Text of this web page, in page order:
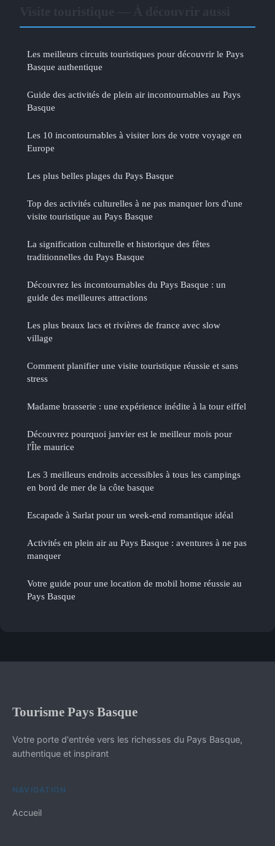
Les meilleurs circuits touristiques pour découvrir le Pays
Basque authentique
Guide des activités de plein air incontournables au Pays
Basque
Les 10 incontournables à visiter lors de votre voyage en
Europe
Les plus belles plages du Pays Basque
Top des activités culturelles à ne pas manquer lors d'une
visite touristique au Pays Basque
La signification culturelle et historique des fêtes
traditionnelles du Pays Basque
Découvrez les incontournables du Pays Basque : un
guide des meilleures attractions
Les plus beaux lacs et rivières de france avec slow
village
Comment planifier une visite touristique réussie et sans
stress
Madame brasserie : une expérience inédite à la tour eiffel
Découvrez pourquoi janvier est le meilleur mois pour
l'Île maurice
Les 3 meilleurs endroits accessibles à tous les campings
en bord de mer de la côte basque
Escapade à Sarlat pour un week-end romantique idéal
Activités en plein air au Pays Basque : aventures à ne pas
manquer
Votre guide pour une location de mobil home réussie au
Pays Basque
Tourisme Pays Basque
Votre porte d'entrée vers les richesses du Pays Basque,
authentique et inspirant
NAVIGATION
Accueil